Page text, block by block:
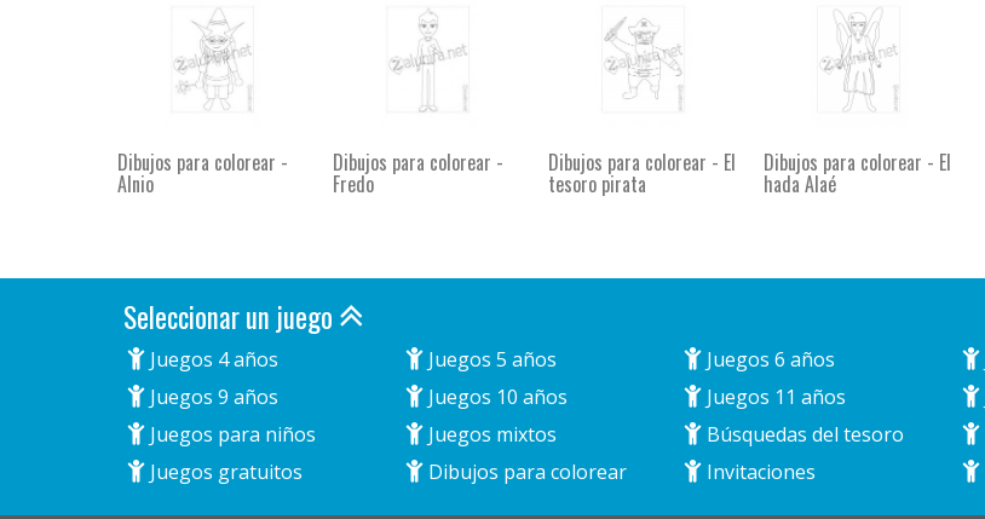
Dibujos para colorear -
Alnio
Dibujos para colorear -
Fredo
Dibujos para colorear - El
tesoro pirata
Dibujos para colorear - El
hada Alaé
Seleccionar un juego
Juegos 4 años Juegos 5 años Juegos 6 años
Juegos 9 años
Juegos 10 años Juegos 11 años
Juegos para niños
Juegos mixtos Búsquedas del tesoro
Juegos gratuitos
Dibujos para colorear Invitaciones